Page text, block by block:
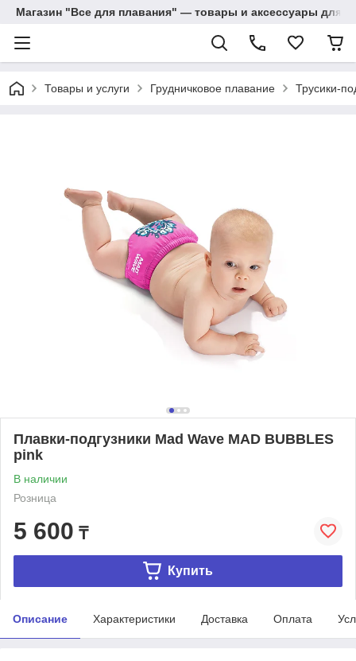
Магазин "Все для плавания" — товары и аксессуары для
Товары и услуги Грудничковое плавание Трусики-
Плавки-подгузники Mad Wave MAD BUBBLES
pink
В наличии
Розница
5 600 ₸
Купить
Описание Характеристики Доставка Оплата